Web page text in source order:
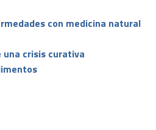
con medicina natural
crisis curativa